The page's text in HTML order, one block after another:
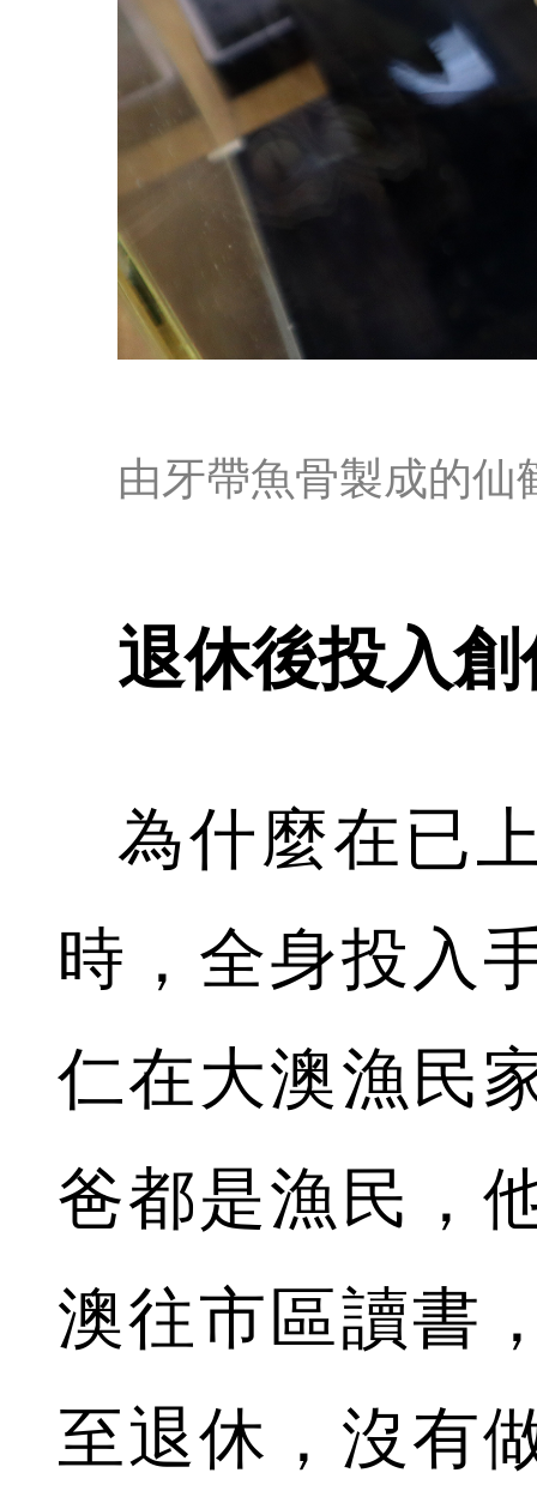
由牙帶魚骨製成的仙
退休後投入
為什麼在已
時，全身投入
仁在大澳漁民
爸都是漁民，
澳往市區讀書
至退休，沒有